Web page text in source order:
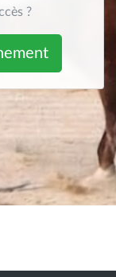
?